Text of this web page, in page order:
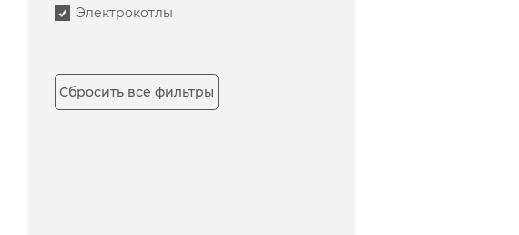
Электрокотлы
Сбросить все фильтры